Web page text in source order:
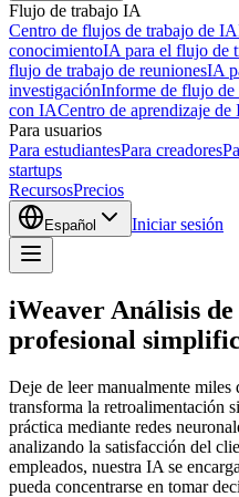
Flujo de trabajo IA
Centro de flujos de trabajo de IA
conocimientoIA para el flujo de
flujo de trabajo de reunionesIA
investigaciónInforme de flujo de
con IACentro de aprendizaje de
Para usuarios
Para estudiantesPara creadores
startups
RecursosPrecios
Español Iniciar sesión
iWeaver Análisis de
profesional
Deje de leer manualmente miles
transforma la retroalimentación
práctica mediante redes
analizando la satisfacción del
empleados, nuestra IA se
pueda concentrarse en tomar